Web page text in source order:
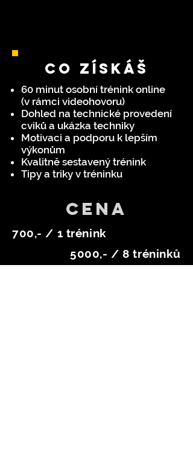
CO ZíSKÁŠ
60 minut osobní trénink online
(v rámci videohovoru)
Dohled na technické provedení
cviků a ukázka techniky
Motivaci a podporu k lepším
výkonům
Kvalitně sestavený trénink
Tipy a triky v tréninku
CENA
700,- / 1 trénink
5000,- / 8 tréninků